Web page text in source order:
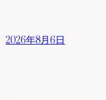
2026年8月6日